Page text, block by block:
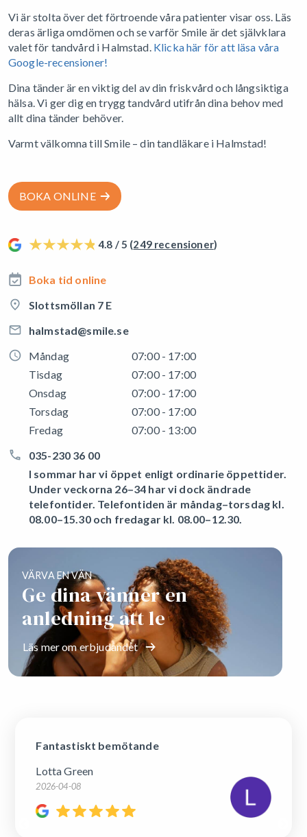
Vi är stolta över det förtroende våra patienter visar oss. Läs
deras ärliga omdömen och se varför Smile är det självklara
valet för tandvård i Halmstad. Klicka här för att läsa våra
Google-recensioner!
Dina tänder är en viktig del av din friskvård och långsiktiga
hälsa. Vi ger dig en trygg tandvård utifrån dina behov med
allt dina tänder behöver.
Varmt välkomna till Smile – din tandläkare i Halmstad!
BOKA ONLINE
4.8 / 5 (249 recensioner)
Boka tid online
Slottsmöllan 7 E
halmstad@smile.se
Måndag
07:00 - 17:00
Tisdag
07:00 - 17:00
Onsdag
07:00 - 17:00
Torsdag
07:00 - 17:00
Fredag
07:00 - 13:00
035-230 36 00
I sommar har vi öppet enligt ordinarie öppettider.
Under veckorna 26–34 har vi dock ändrade
telefontider. Telefontiden är måndag–torsdag kl.
08.00–15.30 och fredagar kl. 08.00–12.30.
VÄRVA EN VÄN
Ge dina vänner en
anledning att le
Läs mer om erbjudandet
Fantastiskt bemötande
Lotta Green
2026-04-08